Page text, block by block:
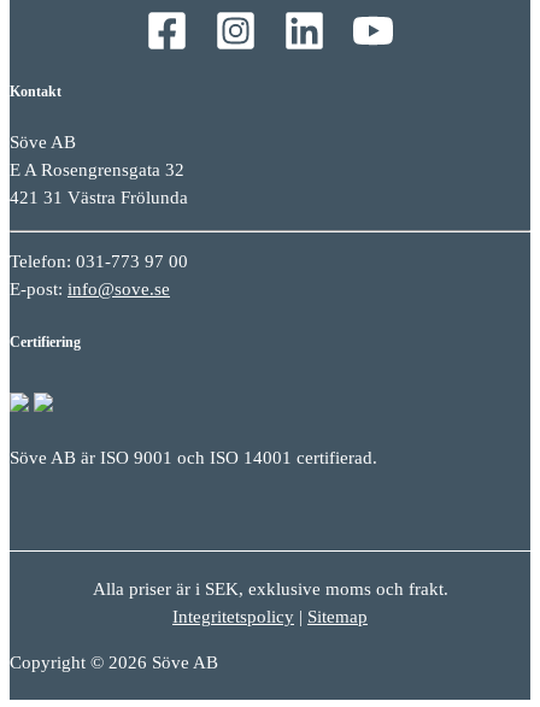
Kontakt
Söve AB
E A Rosengrensgata 32
421 31 Västra Frölunda
Telefon: 031-773 97 00
E-post: info@sove.se
Certifiering
Söve AB är ISO 9001 och ISO 14001 certifierad.
Alla priser är i SEK, exklusive moms och frakt.
Integritetspolicy | Sitemap
Copyright © 2026 Söve AB